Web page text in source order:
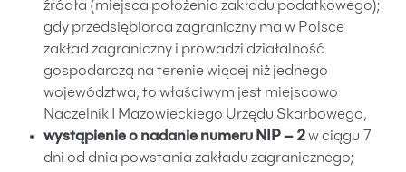
źródła (miejsca położenia zakładu podatkowego);
gdy przedsiębiorca zagraniczny ma w Polsce
zakład zagraniczny i prowadzi działalność
gospodarczą na terenie więcej niż jednego
województwa, to właściwym jest miejscowo
Naczelnik I Mazowieckiego Urzędu Skarbowego,
wystąpienie o nadanie numeru NIP – 2w ciągu 7
dni od dnia powstania zakładu zagranicznego;